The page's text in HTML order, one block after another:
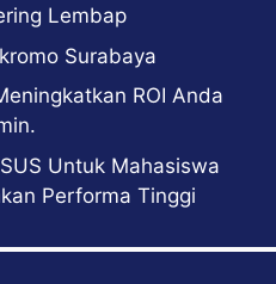
Lembap
Surabaya
ROI Anda
Untuk Mahasiswa
Performa Tinggi